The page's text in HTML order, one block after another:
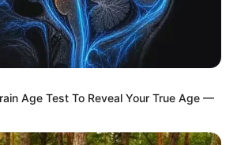
Age Test To Reveal Your True Age —